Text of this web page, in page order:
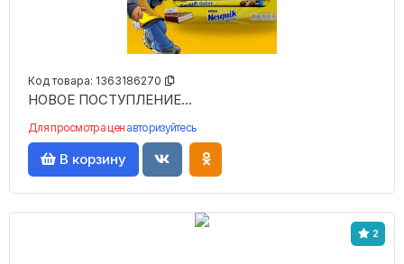
Код товара: 1363186270
НОВОЕ ПОСТУПЛЕНИЕ...
Для просмотра цен авторизуйтесь
В корзину
2